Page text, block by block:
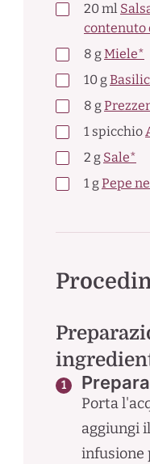
20ml
contenuto
8 gMiele*
10 g
8 g
1 spicchio
2 g Sale*
1 gPepe
Porta
aggiungi
infusione